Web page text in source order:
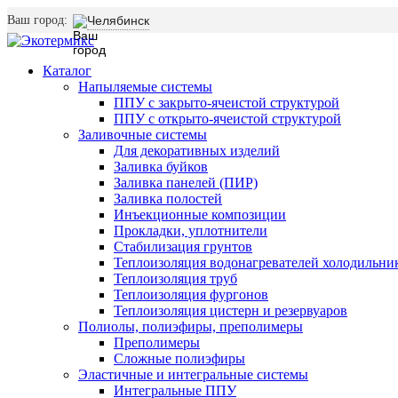
Ваш город: Челябинск
Каталог
Напыляемые системы
ППУ с закрыто-ячеистой структурой
ППУ с открыто-ячеистой структурой
Заливочные системы
Для декоративных изделий
Заливка буйков
Заливка панелей (ПИР)
Заливка полостей
Инъекционные композиции
Прокладки, уплотнители
Стабилизация грунтов
Теплоизоляция водонагревателей
Теплоизоляция труб
Теплоизоляция фургонов
Теплоизоляция цистерн и резервуаров
Полиолы, полиэфиры, преполимеры
Преполимеры
Сложные полиэфиры
Эластичные и интегральные системы
Интегральные ППУ